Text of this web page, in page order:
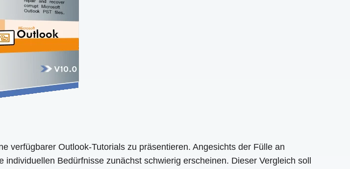
verfügbarer Outlook-Tutorials zu präsentieren. Angesichts der Fülle an
Bedürfnisse zunächst schwierig erscheinen. Dieser Vergleich soll